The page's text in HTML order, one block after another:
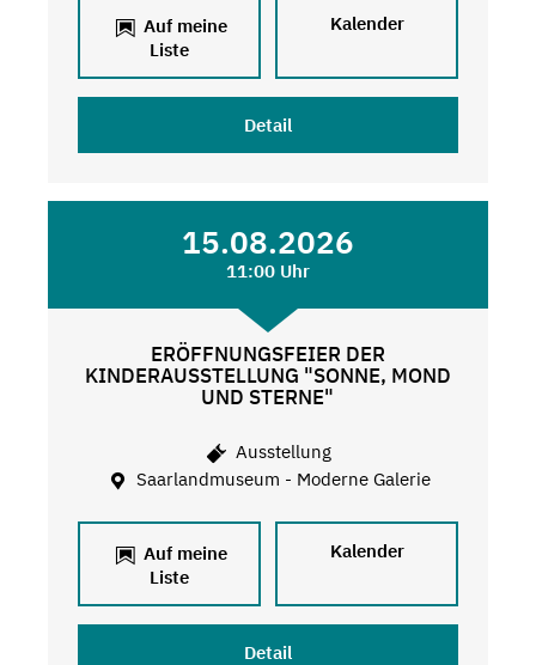
Auf meine
Liste
Kalender
Detail
15.08.2026
11:00 Uhr
ERÖFFNUNGSFEIER DER
KINDERAUSSTELLUNG "SONNE, MOND
UND STERNE"
Ausstellung
Saarlandmuseum - Moderne Galerie
Auf meine
Liste
Kalender
Detail